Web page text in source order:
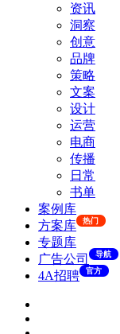
资讯
洞察
创意
品牌
策略
文案
设计
运营
电商
传播
日常
书单
案例库
方案库
热门
专题库
广告公司
导航
4A招聘 官方